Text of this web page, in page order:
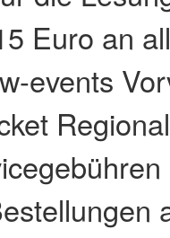
Euro an
events